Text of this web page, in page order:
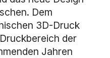
Dem
3D-Druck
der
Jahren